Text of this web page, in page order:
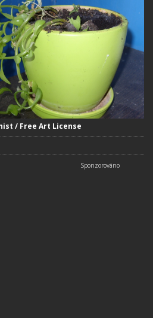
/ Free Art License